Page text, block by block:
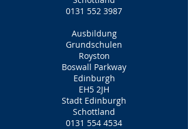
0131 552 3987
Ausbildung
Grundschulen
Royston
Boswall Parkway
Edinburgh
EH5 2JH
Stadt Edinburgh
Schottland
0131 554 4534